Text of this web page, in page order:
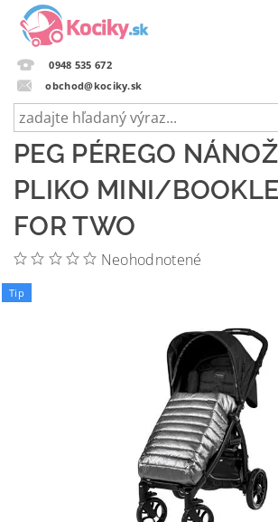
0948 535 672
obchod@kociky.sk
PEG PÉREGO
PLIKO MINI/
FOR TWO
Neohodnotené
Tip